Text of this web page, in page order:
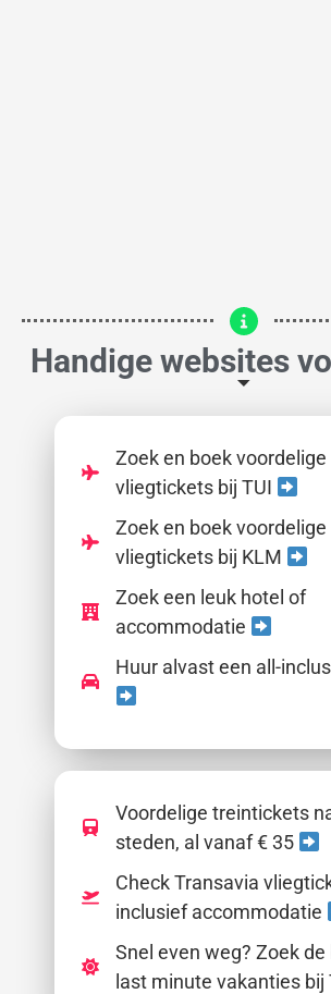
Handige websites
Zoek en boek voordelige
vliegtickets bij TUI
Zoek en boek voordelige
vliegtickets bij KLM
Zoek een leuk hotel of
accommodatie
Huur alvast een all-
Voordelige treintickets
steden, al vanaf € 35
Check Transavia
inclusief accommodatie
Snel even weg? Zoek de
last minute vakanties bij